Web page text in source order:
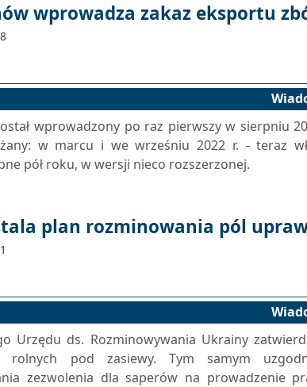
wprowadza zakaz eksportu
wprowadzony po raz pierwszy w sierpniu
w marcu i we wrześniu 2022 r. - teraz
pół roku, w wersji nieco rozszerzonej.
plan rozminowania pól
Urzędu ds. Rozminowywania Ukrainy
rolnych pod zasiewy. Tym samym
zezwolenia dla saperów na prowadzenie